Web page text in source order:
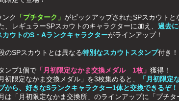
ンク 「プチターク」 がピックアップされたSPスカウトと
、レギュラーSPスカウトのキャラクターに加え、 過去
カウトのS・Aランクキャラクターがラインアップ！
のSPスカウトとは異なる特別なスカウトスタンプ付き！
ンプ1個で 「月初限定なかま交換メダル 1枚」 獲得！
月初限定なかま交換メダル」を3枚集めると、
「月初限定
から、好きなSランクキャラクター1体と交換できるぞ！
は「月初限定なかま交換所」のラインアップに「プチタ